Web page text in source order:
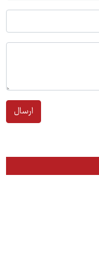
ارسال